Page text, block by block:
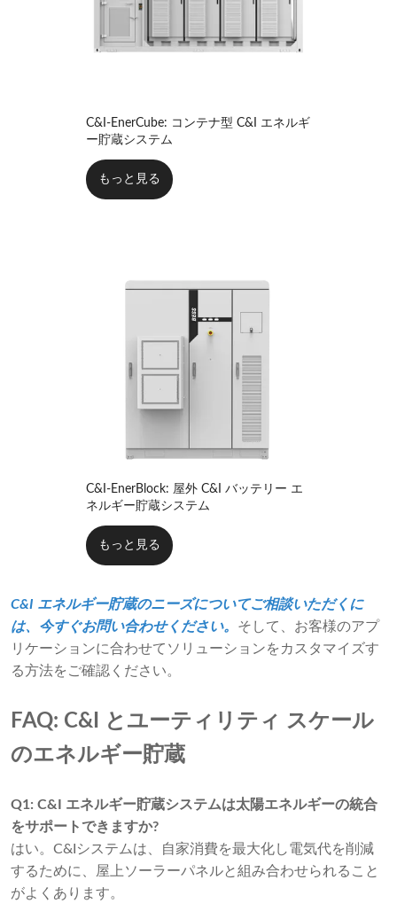
C&I-EnerCube: コンテナ型 C&I エネルギ
ー貯蔵システム
もっと見る
C&I-EnerBlock: 屋外 C&I バッテリー エ
ネルギー貯蔵システム
もっと見る
C&I エネルギー貯蔵のニーズについてご相談いただくに
は、今すぐお問い合わせください。 そして、お客様のアプ
リケーションに合わせてソリューションをカスタマイズす
る方法をご確認ください。
FAQ: C&I とユーティリティ スケール
のエネルギー貯蔵
Q1: C&I エネルギー貯蔵システムは太陽エネルギーの統合
をサポートできますか?
はい。C&Iシステムは、自家消費を最大化し電気代を削減
するために、屋上ソーラーパネルと組み合わせられること
がよくあります。